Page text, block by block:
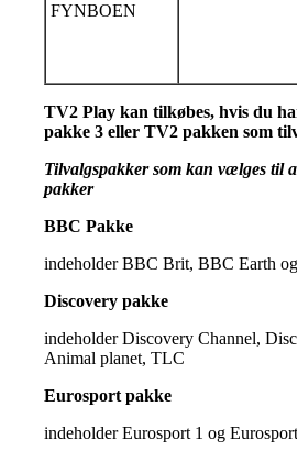
FYNBOEN
TV2 Play kan tilkøbes, hvis du
pakke 3 eller TV2 pakken som
Tilvalgspakker som kan vælges til
pakker
BBC Pakke
indeholder BBC Brit, BBC Earth
Discovery pakke
indeholder Discovery Channel,
Animal planet, TLC
Eurosport pakke
indeholder Eurosport 1 og